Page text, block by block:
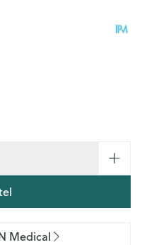
Medical